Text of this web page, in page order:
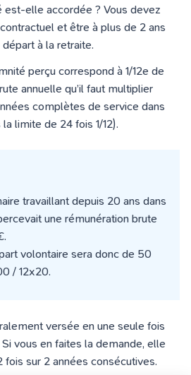
est-elle accordée ? Vous devez
et être à plus de 2 ans
à la retraite.
perçu correspond à 1/12e de
annuelle qu’il faut multiplier
complètes de service dans
limite de 24 fois 1/12).
travaillant depuis 20 ans dans
une rémunération brute
volontaire sera donc de 50
/ 12x20.
versée en une seule fois
vous en faites la demande, elle
sur 2 années consécutives.